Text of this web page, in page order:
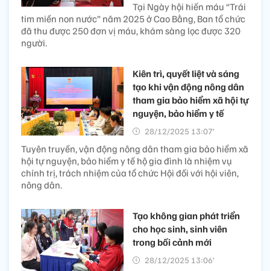
Tại Ngày hội hiến máu “Trái
tim miền non nước” năm 2025 ở Cao Bằng, Ban tổ chức
đã thu được 250 đơn vị máu, khám sàng lọc được 320
người.
Kiên trì, quyết liệt và sáng
tạo khi vận động nông dân
tham gia bảo hiểm xã hội tự
nguyện, bảo hiểm y tế
28/12/2025 13:07’
Tuyên truyền, vận động nông dân tham gia bảo hiểm xã
hội tự nguyện, bảo hiểm y tế hộ gia đình là nhiệm vụ
chính trị, trách nhiệm của tổ chức Hội đối với hội viên,
nông dân.
Tạo không gian phát triển
cho học sinh, sinh viên
trong bối cảnh mới
28/12/2025 13:06’